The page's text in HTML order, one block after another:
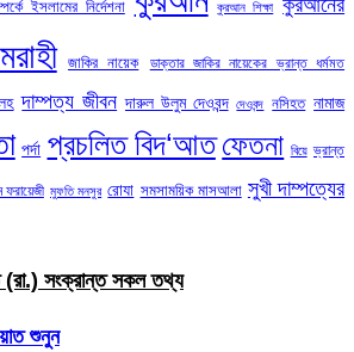
ইসলামের নির্দেশনা কুরআন শিক্ষা
জাকির নায়েক ডাক্তার জাকির নায়েকের ভ্রান্ত ধর্মমত
দাম্পত্য জীবন দারুল উলুম দেওবন্দ দেওবন্দ নসিহত নামাজ
পর্দা প্রচলিত বিদ‘আত ফেতনা বিয়ে ভ্রান্ত
মুফতি মনসুর রোযা সমসাময়িক মাসআলা সুখী দাম্পত্যের
(রা.) সংক্রান্ত সকল তথ্য
শুনুন